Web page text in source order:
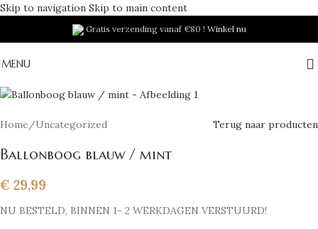
Skip to navigation Skip to main content
Gratis verzending vanaf €80 ! Winkel nu
MENU
Home /Uncategorized Terug naar producten
Ballonboog blauw / mint
€ 29,99
NU BESTELD, BINNEN 1- 2 WERKDAGEN VERSTUURD!